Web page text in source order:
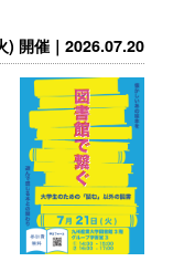
) 開催｜2026.07.20